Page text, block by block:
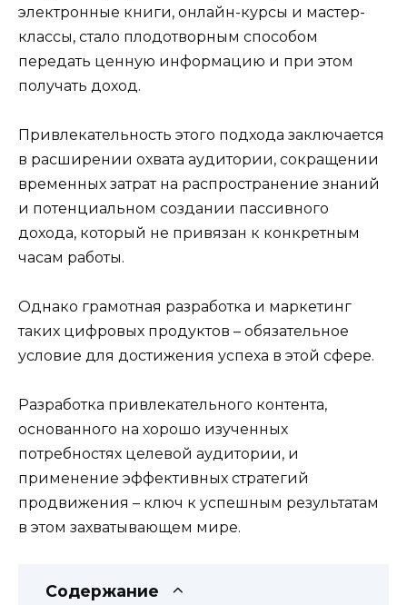
электронные книги, онлайн-курсы и мастер-
классы, стало плодотворным способом
передать ценную информацию и при этом
получать доход.
Привлекательность этого подхода заключается
в расширении охвата аудитории, сокращении
временных затрат на распространение знаний
и потенциальном создании пассивного
дохода, который не привязан к конкретным
часам работы.
Однако грамотная разработка и маркетинг
таких цифровых продуктов – обязательное
условие для достижения успеха в этой сфере.
Разработка привлекательного контента,
основанного на хорошо изученных
потребностях целевой аудитории, и
применение эффективных стратегий
продвижения – ключ к успешным результатам
в этом захватывающем мире.
Содержание